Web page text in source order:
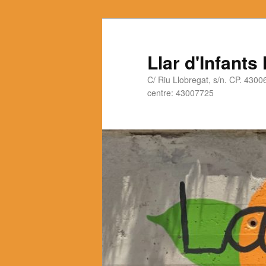
Llar d'Infants
C/ Riu Llobregat, s/n. CP.
centre: 43007725